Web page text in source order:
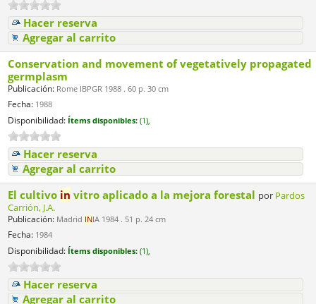
Hacer reserva
Agregar al carrito
Conservation and movement of vegetatively propagated
germplasm
Publicación: Rome IBPGR 1988 . 60 p. 30 cm
Fecha: 1988
Disponibilidad: Ítems disponibles: (1),
Hacer reserva
Agregar al carrito
El cultivo in vitro aplicado a la mejora forestal por Pardos
Carrión, J.A.
Publicación: Madrid INIA 1984 . 51 p. 24 cm
Fecha: 1984
Disponibilidad: Ítems disponibles: (1),
Hacer reserva
Agregar al carrito